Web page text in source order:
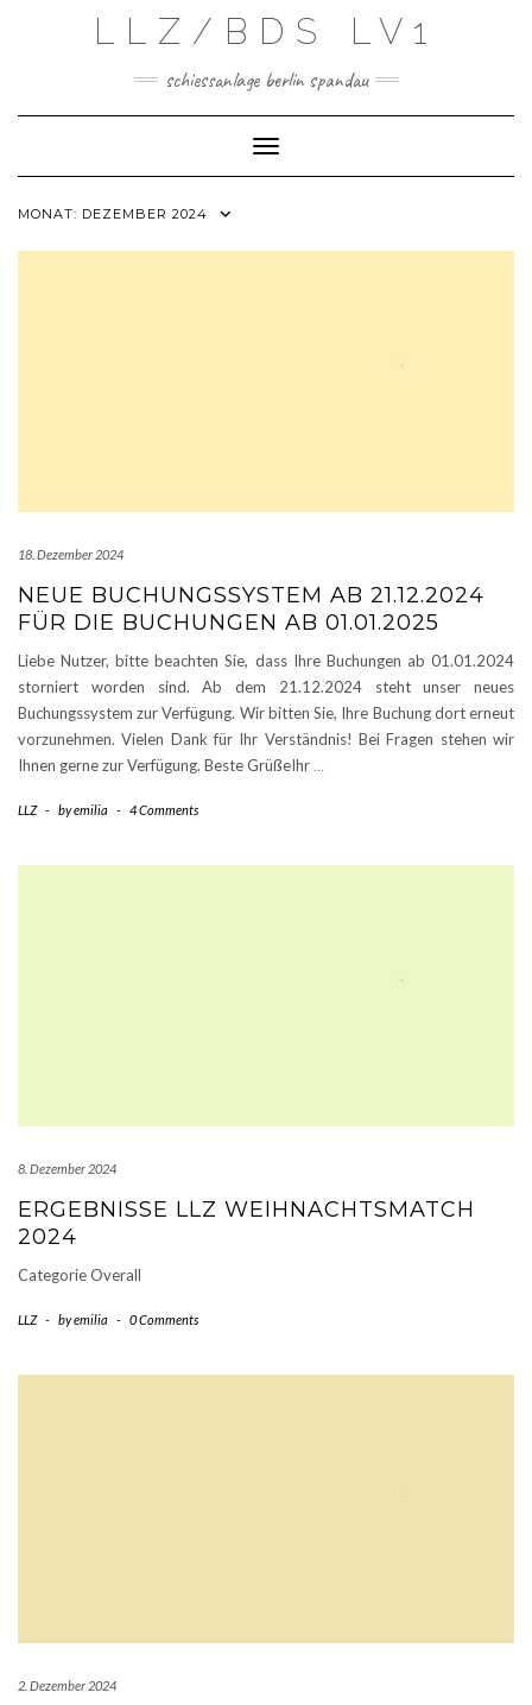
LLZ/BDS LV1
schiessanlage berlin spandau
Toggle Navigation
MONAT: DEZEMBER 2024
18. Dezember 2024
NEUE BUCHUNGSSYSTEM AB 21.12.2024
FÜR DIE BUCHUNGEN AB 01.01.2025
Liebe Nutzer, bitte beachten Sie, dass Ihre Buchungen ab 01.01.2024
storniert worden sind. Ab dem 21.12.2024 steht unser neues
Buchungssystem zur Verfügung. Wir bitten Sie, Ihre Buchung dort erneut
vorzunehmen. Vielen Dank für Ihr Verständnis! Bei Fragen stehen wir
Ihnen gerne zur Verfügung. Beste GrüßeIhr …
LLZ - byemilia - 4 Comments
8. Dezember 2024
ERGEBNISSE LLZ WEIHNACHTSMATCH
2024
Categorie Overall
LLZ - byemilia - 0 Comments
2. Dezember 2024